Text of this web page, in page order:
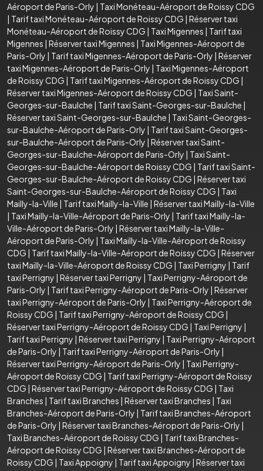
Aéroport de Paris-Orly | Taxi Monéteau-Aéroport de Roissy CDG
| Tarif taxi Monéteau-Aéroport de Roissy CDG | Réserver taxi
Monéteau-Aéroport de Roissy CDG | Taxi Migennes | Tarif taxi
Migennes | Réserver taxi Migennes | Taxi Migennes-Aéroport de
Paris-Orly | Tarif taxi Migennes-Aéroport de Paris-Orly | Réserver
taxi Migennes-Aéroport de Paris-Orly | Taxi Migennes-Aéroport
de Roissy CDG | Tarif taxi Migennes-Aéroport de Roissy CDG |
Réserver taxi Migennes-Aéroport de Roissy CDG | Taxi Saint-
Georges-sur-Baulche | Tarif taxi Saint-Georges-sur-Baulche |
Réserver taxi Saint-Georges-sur-Baulche | Taxi Saint-Georges-
sur-Baulche-Aéroport de Paris-Orly | Tarif taxi Saint-Georges-
sur-Baulche-Aéroport de Paris-Orly | Réserver taxi Saint-
Georges-sur-Baulche-Aéroport de Paris-Orly | Taxi Saint-
Georges-sur-Baulche-Aéroport de Roissy CDG | Tarif taxi Saint-
Georges-sur-Baulche-Aéroport de Roissy CDG | Réserver taxi
Saint-Georges-sur-Baulche-Aéroport de Roissy CDG | Taxi
Mailly-la-Ville | Tarif taxi Mailly-la-Ville | Réserver taxi Mailly-la-Ville
| Taxi Mailly-la-Ville-Aéroport de Paris-Orly | Tarif taxi Mailly-la-
Ville-Aéroport de Paris-Orly | Réserver taxi Mailly-la-Ville-
Aéroport de Paris-Orly | Taxi Mailly-la-Ville-Aéroport de Roissy
CDG | Tarif taxi Mailly-la-Ville-Aéroport de Roissy CDG | Réserver
taxi Mailly-la-Ville-Aéroport de Roissy CDG | Taxi Perrigny | Tarif
taxi Perrigny | Réserver taxi Perrigny | Taxi Perrigny-Aéroport de
Paris-Orly | Tarif taxi Perrigny-Aéroport de Paris-Orly | Réserver
taxi Perrigny-Aéroport de Paris-Orly | Taxi Perrigny-Aéroport de
Roissy CDG | Tarif taxi Perrigny-Aéroport de Roissy CDG |
Réserver taxi Perrigny-Aéroport de Roissy CDG | Taxi Perrigny |
Tarif taxi Perrigny | Réserver taxi Perrigny | Taxi Perrigny-Aéroport
de Paris-Orly | Tarif taxi Perrigny-Aéroport de Paris-Orly |
Réserver taxi Perrigny-Aéroport de Paris-Orly | Taxi Perrigny-
Aéroport de Roissy CDG | Tarif taxi Perrigny-Aéroport de Roissy
CDG | Réserver taxi Perrigny-Aéroport de Roissy CDG | Taxi
Branches | Tarif taxi Branches | Réserver taxi Branches | Taxi
Branches-Aéroport de Paris-Orly | Tarif taxi Branches-Aéroport
de Paris-Orly | Réserver taxi Branches-Aéroport de Paris-Orly |
Taxi Branches-Aéroport de Roissy CDG | Tarif taxi Branches-
Aéroport de Roissy CDG | Réserver taxi Branches-Aéroport de
Roissy CDG | Taxi Appoigny | Tarif taxi Appoigny | Réserver taxi